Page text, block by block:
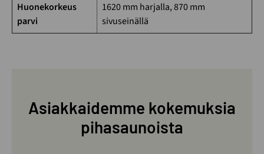
Huonekorkeus
parvi
1620 mm harjalla, 870 mm
sivuseinällä
Asiakkaidemme kokemuksia
pihasaunoista